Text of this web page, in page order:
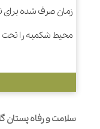
زمان صرف شده برای
محیط شکمبه را تحت